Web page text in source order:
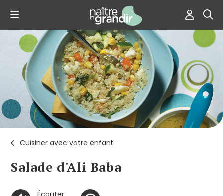
Cuisiner avec votre enfant
Salade d'Ali Baba
Écouter